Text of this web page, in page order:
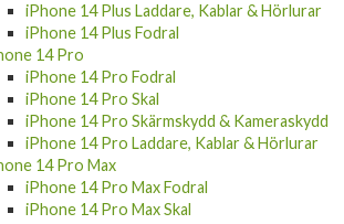
iPhone 14 Plus Laddare, Kablar & Hörlurar
iPhone 14 Plus Fodral
14 Pro
iPhone 14 Pro Fodral
iPhone 14 Pro Skal
iPhone 14 Pro Skärmskydd & Kameraskydd
iPhone 14 Pro Laddare, Kablar & Hörlurar
14 Pro Max
iPhone 14 Pro Max Fodral
iPhone 14 Pro Max Skal